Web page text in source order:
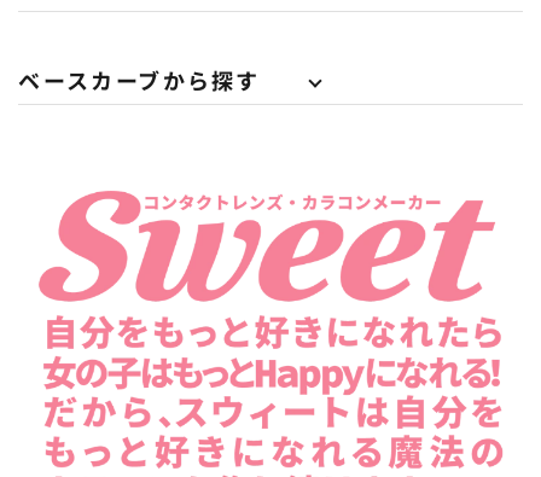
ベースカーブから探す